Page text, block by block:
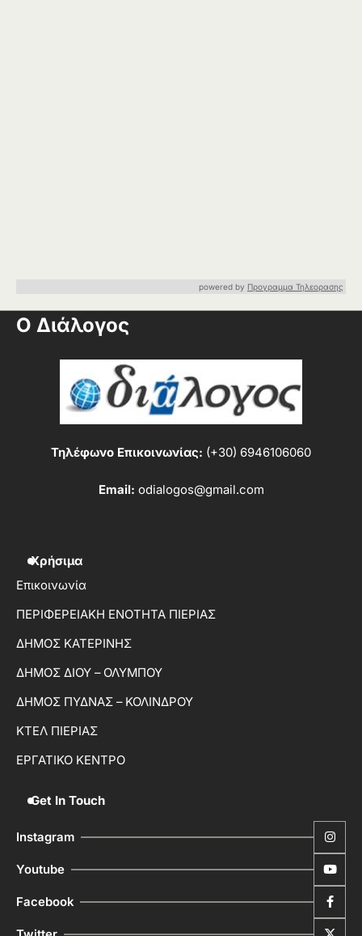
powered by Προγραμμα Τηλεορασης
Ο Διάλογος
Τηλέφωνο Επικοινωνίας: (+30) 6946106060
Email: odialogos@gmail.com
Χρήσιμα
Επικοινωνία
ΠΕΡΙΦΕΡΕΙΑΚΗ ΕΝΟΤΗΤΑ ΠΙΕΡΙΑΣ
ΔΗΜΟΣ ΚΑΤΕΡΙΝΗΣ
ΔΗΜΟΣ ΔΙΟΥ – ΟΛΥΜΠΟΥ
ΔΗΜΟΣ ΠΥΔΝΑΣ – ΚΟΛΙΝΔΡΟΥ
ΚΤΕΛ ΠΙΕΡΙΑΣ
ΕΡΓΑΤΙΚΟ ΚΕΝΤΡΟ
Get In Touch
Instagram
Youtube
Facebook